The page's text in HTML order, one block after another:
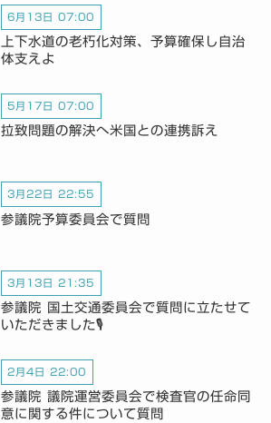
6月13日 07:00
上下水道の老朽化対策、予算確保し自治
体支えよ
5月17日 07:00
拉致問題の解決へ米国との連携訴え
3月22日 22:55
参議院予算委員会で質問
3月13日 21:35
参議院 国土交通委員会で質問に立たせて
いただきました🎙️
2月4日 22:00
参議院 議院運営委員会で検査官の任命同
意に関する件について質問